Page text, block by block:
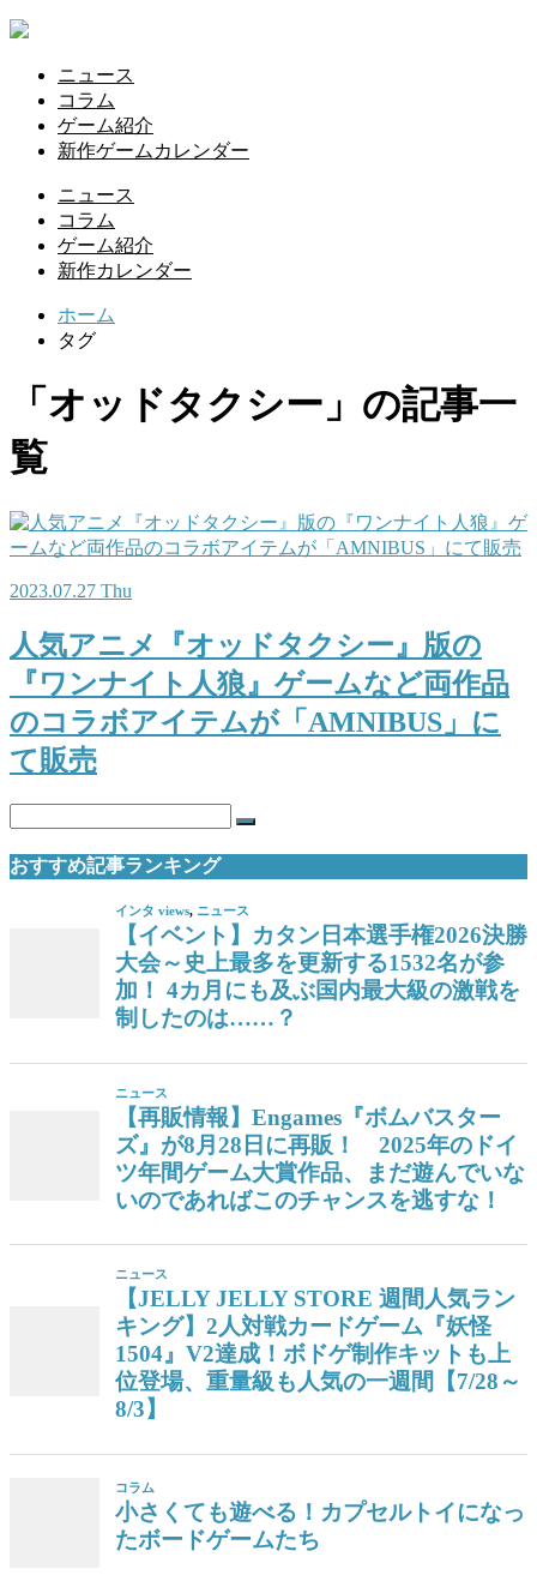
ニュース
コラム
ゲーム紹介
新作ゲームカレンダー
ニュース
コラム
ゲーム紹介
新作カレンダー
ホーム
タグ
「オッドタクシー」の記事一
覧
2023.07.27 Thu
人気アニメ『オッドタクシー』版の
『ワンナイト人狼』ゲームなど両作品
のコラボアイテムが「AMNIBUS」に
て販売
おすすめ記事ランキング